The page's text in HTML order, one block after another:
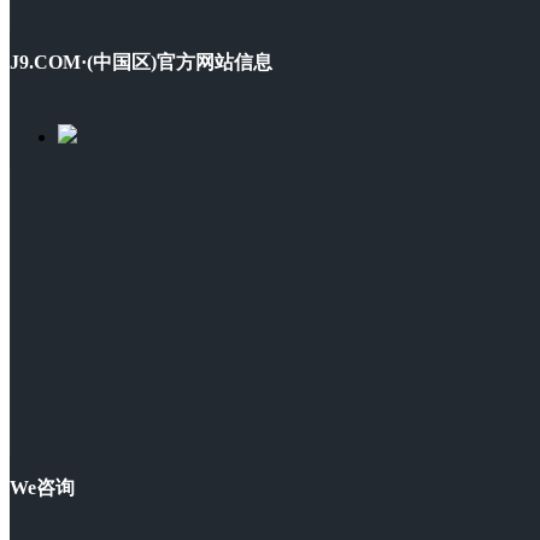
J9.COM·(中国区)官方网站信息
We咨询